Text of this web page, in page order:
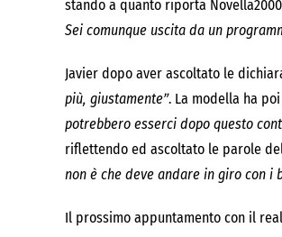
stando a quanto riporta
Sei comunque uscita da un
Javier dopo aver ascoltato le
più, giustamente”. La modella ha
potrebbero esserci dopo questo
riflettendo ed ascoltato le parole
non è che deve andare in giro con i
Il prossimo appuntamento con il